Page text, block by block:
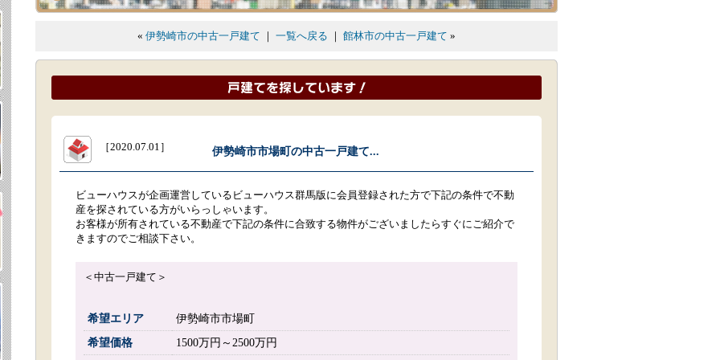
« 伊勢崎市の中古一戸建て ｜ 一覧へ戻る ｜ 館林市の中古一戸建て »
［2020.07.01］ 伊勢崎市市場町の中古一戸建て...
ビューハウスが企画運営しているビューハウス群馬版に会員登録された方で下記の条件で不動
産を探されている方がいらっしゃいます。
お客様が所有されている不動産で下記の条件に合致する物件がございましたらすぐにご紹介で
きますのでご相談下さい。
＜中古一戸建て＞
希望エリア
伊勢崎市市場町
希望価格
1500万円～2500万円